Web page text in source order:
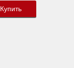
Купить